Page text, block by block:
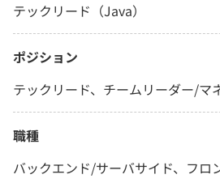
テックリード（Java）
ポジション
テックリード、チームリーダー/マ
職種
バックエンド/サーバサイド、フロ